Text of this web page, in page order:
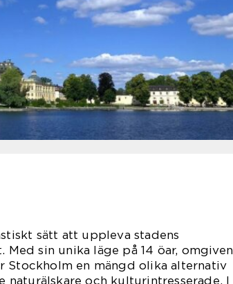
sätt att uppleva stadens
sin unika läge på 14 öar, omgiven
Stockholm en mängd olika alternativ
och kulturintresserade. I